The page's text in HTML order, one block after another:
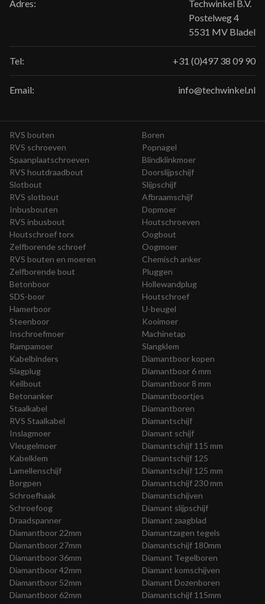
Adres:
Techwinkel B.V.
Postelweg 4
5531 MV Bladel
Tel: +31 (0)497 38 09 90
Email: info@techwinkel.nl
RVS bouten
RVS schroeven
Spaanplaatschroeven
RVS houtdraadbout
Slotbout
RVS slotbout
Inbusbouten
RVS inbusbout
Houtschroef torx
Zelfborende schroef
RVS bouten en moeren
Zelfborende bout
Betonboor
SDS-boor
Hamerboor
Steenboor
Boren
Popnagel
Blindklinkmoer
Doorslijpschijf
Slijpschijf
Afbraamschijf
Dopmoer
Houtschroeven
Oogbout
Oogmoer
Chemisch anker
Pluggen
Hollewandplug
Houtschroef
U-beugel
Kooimoer
Inschroefmoer
Rampamoer
Kabelbinders
Slagplug
Keilbout
Betonanker
Staalkabel
RVS Staalkabel
Inslagmoer
Vleugelmoer
Kabelklem
Lamellenschijf
Borgpen
Schroefhaak
Schroefoog
Draadspanner
Machinetap
Slangklem
Diamantboor kopen
Diamantboor 6 mm
Diamantboor 8 mm
Diamantboortjes
Diamantboren
Diamantschijf
Diamant schijf
Diamantschijf 115 mm
Diamantschijf 125
Diamantschijf 125 mm
Diamantschijf 230 mm
Diamantschijven
Diamant slijpschijf
Diamant zaagblad
Diamantboor 22mm
Diamantboor 27mm
Diamantboor 36mm
Diamantboor 42mm
Diamantboor 52mm
Diamantboor 62mm
Diamantzagen tegels
Diamantschijf 180mm
Diamant Tegelboren
Diamant komschijven
Diamant Dozenboren
Diamantschijf 115mm